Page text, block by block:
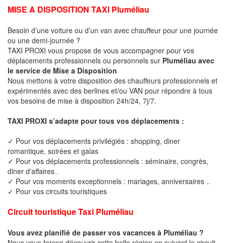
MISE A DISPOSITION TAXI Pluméliau
Besoin d’une voiture ou d’un van avec chauffeur pour une journée
ou une demi-journée ?
TAXI PROXI vous propose de vous accompagner pour vos
déplacements professionnels ou personnels sur Pluméliau avec
le service de Mise a Disposition
Nous mettons à votre disposition des chauffeurs professionnels et
expérimentés avec des berlines et/ou VAN pour répondre à tous
vos besoins de mise à disposition 24h/24, 7j/7.
TAXI PROXI s’adapte pour tous vos déplacements :
✓ Pour vos déplacements privilégiés : shopping, diner
romantique, soirées et galas
✓ Pour vos déplacements professionnels : séminaire, congrès,
diner d'affaires .
✓ Pour vos moments exceptionnels : mariages, anniversaires ..
✓ Pour vos circuits touristiques
Circuit touristique Taxi Pluméliau
Vous avez planifié de passer vos vacances à Pluméliau ?